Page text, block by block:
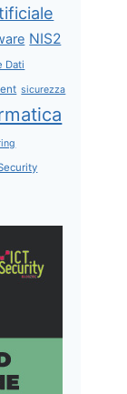
NIS2
Dati
sicurezza